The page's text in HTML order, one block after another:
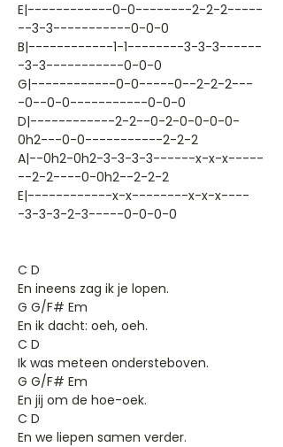
E|------------0-0--------2-2-2-----
--3-3-----------0-0-0
B|------------1-1--------3-3-3------
-3-3-----------0-0-0
G|------------0-0-----0--2-2-2---
-0--0-0-----------0-0-0
D|------------2-2--0-2-0-0-0-0-
0h2---0-0-----------2-2-2
A|--0h2-0h2-3-3-3-3------x-x-x-----
--2-2----0-0h2--2-2-2
E|------------x-x--------x-x-x----
-3-3-3-2-3-----0-0-0-0
C D
En ineens zag ik je lopen.
G G/F# Em
En ik dacht: oeh, oeh.
C D
Ik was meteen ondersteboven.
G G/F# Em
En jij om de hoe-oek.
C D
En we liepen samen verder.